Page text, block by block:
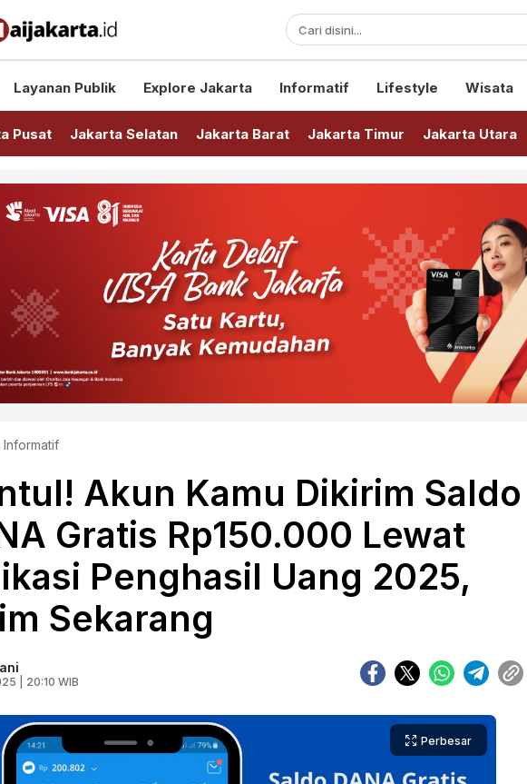
Tentang Jakarta Ada Disini!
Layanan Publik Explore Jakarta Informatif Lifestyle Wisata
Pusat Jakarta Selatan Jakarta Barat Jakarta Timur Jakarta Utara
Informatif
Akun Kamu Dikirim Saldo
Gratis Rp150.000 Lewat
Penghasil Uang 2025,
Sekarang
| 20:10 WIB
Perbesar